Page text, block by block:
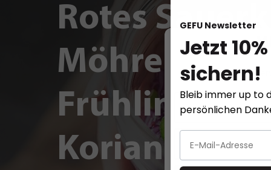
Rotes
Möhren,
Koriander
Diese Website
GEFU Newsletter
Jetzt
sichern!
Bleib immer up to
persönlichen